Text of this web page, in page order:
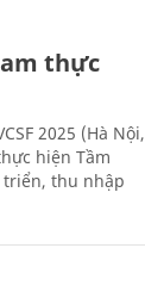
thực
2025 (Hà Nội,
hiện Tầm
thu nhập